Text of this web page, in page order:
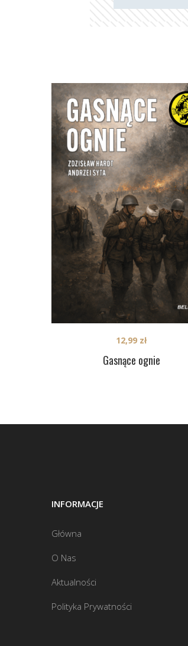
Gasnące ognie
12,99 zł
INFORMACJE
Główna
O Nas
Aktualności
Polityka Prywatności